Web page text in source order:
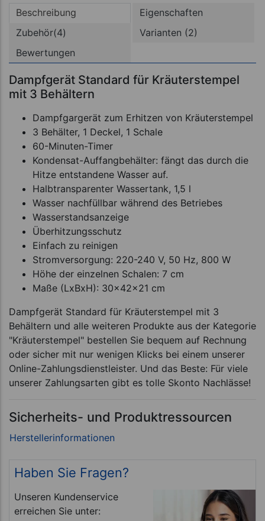
Beschreibung
Eigenschaften
Zubehör(4)
Varianten (2)
Bewertungen
Dampfgerät Standard für Kräuterstempel
mit 3 Behältern
Dampfgargerät zum Erhitzen von Kräuterstempel
3 Behälter, 1 Deckel, 1 Schale
60-Minuten-Timer
Kondensat-Auffangbehälter: fängt das durch die
Hitze entstandene Wasser auf.
Halbtransparenter Wassertank, 1,5 l
Wasser nachfüllbar während des Betriebes
Wasserstandsanzeige
Überhitzungsschutz
Einfach zu reinigen
Stromversorgung: 220-240 V, 50 Hz, 800 W
Höhe der einzelnen Schalen: 7 cm
Maße (LxBxH): 30x42x21 cm
Dampfgerät Standard für Kräuterstempel mit 3
Behältern und alle weiteren Produkte aus der Kategorie
"Kräuterstempel" bestellen Sie bequem auf Rechnung
oder sicher mit nur wenigen Klicks bei einem unserer
Online-Zahlungsdienstleister. Und das Beste: Für viele
unserer Zahlungsarten gibt es tolle Skonto Nachlässe!
Sicherheits- und Produktressourcen
Haben Sie Fragen?
Unseren Kundenservice
erreichen Sie unter: